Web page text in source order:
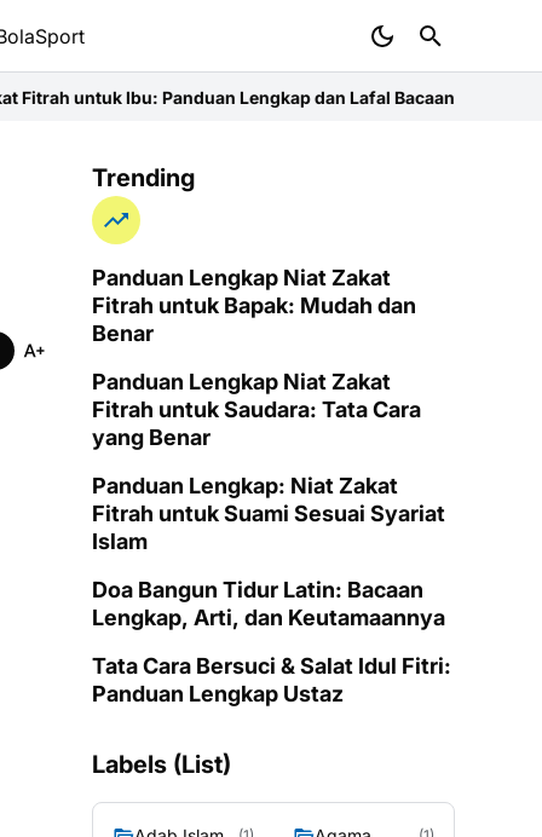
Lengkap dan Lafal BacaannyaNiat Zakat Fitrah Atas
Trending
Panduan Lengkap Niat Zakat
Fitrah untuk Bapak: Mudah dan
Benar
Panduan Lengkap Niat Zakat
Fitrah untuk Saudara: Tata Cara
yang Benar
Panduan Lengkap: Niat Zakat
Fitrah untuk Suami Sesuai Syariat
Islam
Doa Bangun Tidur Latin: Bacaan
Lengkap, Arti, dan Keutamaannya
Tata Cara Bersuci & Salat Idul Fitri:
Panduan Lengkap Ustaz
Labels (List)